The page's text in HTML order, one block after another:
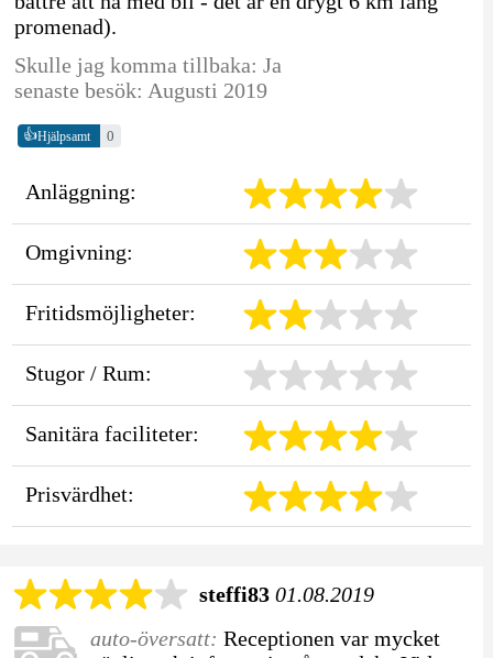
promenad).
Skulle jag komma tillbaka: Ja
senaste besök: Augusti 2019
👍Hjälpsamt 0
Anläggning:
Omgivning:
Fritidsmöjligheter:
Stugor / Rum:
Sanitära faciliteter:
Prisvärdhet:
steffi83 01.08.2019
auto-översatt: Receptionen var mycket